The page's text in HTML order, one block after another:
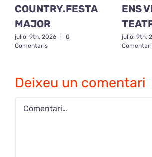
COUNTRY.FESTA
MAJOR
juliol 9th, 2026
0
Comentaris
ENS
juliol 9th,
Deixeu un comentari
Comment